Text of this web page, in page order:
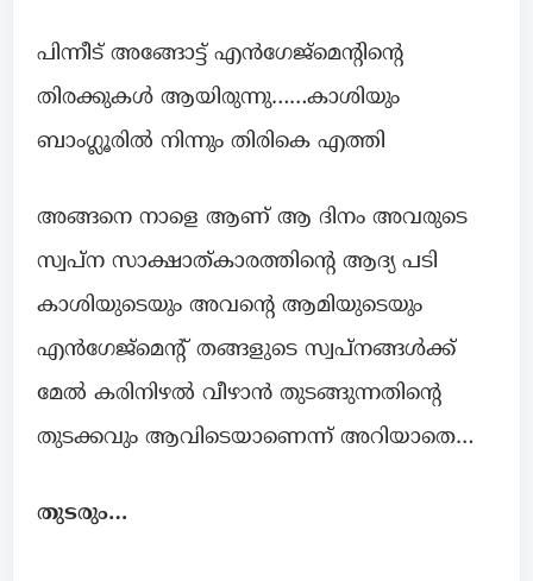
പിന്നീട് അങ്ങോട്ട് എൻഗേജ്മെന്റിന്റെ
തിരക്കുകൾ ആയിരുന്നു……കാശിയും
ബാംഗ്ലൂരിൽ നിന്നും തിരികെ എത്തി
അങ്ങനെ നാളെ ആണ് ആ ദിനം അവരുടെ
സ്വപ്ന സാക്ഷാത്കാരത്തിന്റെ ആദ്യ പടി
കാശിയുടെയും അവന്റെ ആമിയുടെയും
എൻഗേജ്മെന്റ് തങ്ങളുടെ സ്വപ്നങ്ങൾക്ക്
മേൽ കരിനിഴൽ വീഴാൻ തുടങ്ങുന്നതിന്റെ
തുടക്കവും ആവിടെയാണെന്ന് അറിയാതെ…
തുടരും…